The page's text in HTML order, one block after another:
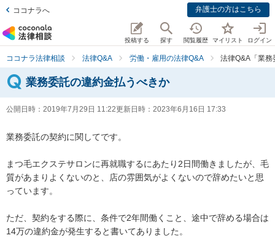
ココナラへ 弁護士の方はこちら
投稿する 探す 閲覧履歴 マイリスト ログイン
ココナラ法律相談 法律Q&A 労働・雇用の法律Q&A 法律Q&A「業
業務委託の違約金払うべきか
公開日時： 2019年7月29日 11:22更新日時： 2023年6月16日 17:33
業務委託の契約に関してです。
まつ毛エクステサロンに再就職するにあたり2日間働きましたが、毛
質があまりよくないのと、店の雰囲気がよくないので辞めたいと思
っています。
ただ、契約をする際に、条件で2年間働くこと、途中で辞める場合は
14万の違約金が発生すると書いてありました。